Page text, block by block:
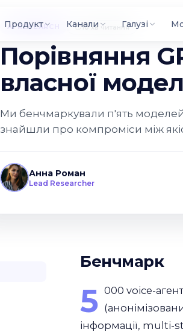
Продукт Канали Галузі
AI RESEARCH 10 хв читання
Порівняння
власної
Ми бенчмаркували п'ять
знайшли про компроміси між
Анна Роман
Lead Researcher
Бенчмарк
5 000 voice-
інформації, multi-